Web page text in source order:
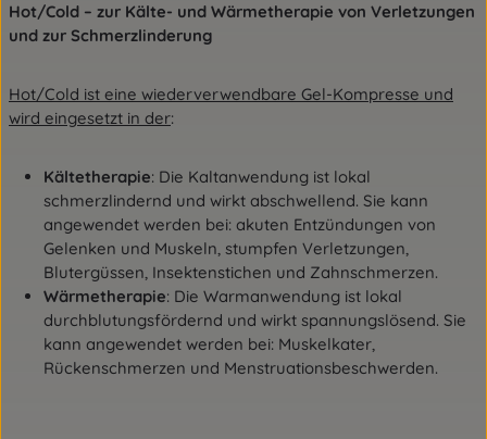
Hot/Cold – zur Kälte- und Wärmetherapie von Verletzungen
und zur Schmerzlinderung
Hot/Cold ist eine wiederverwendbare Gel-Kompresse und
wird eingesetzt in der:
Kältetherapie: Die Kaltanwendung ist lokal
schmerzlindernd und wirkt abschwellend. Sie kann
angewendet werden bei: akuten Entzündungen von
Gelenken und Muskeln, stumpfen Verletzungen,
Blutergüssen, Insektenstichen und Zahnschmerzen.
Wärmetherapie: Die Warmanwendung ist lokal
durchblutungsfördernd und wirkt spannungslösend. Sie
kann angewendet werden bei: Muskelkater,
Rückenschmerzen und Menstruationsbeschwerden.